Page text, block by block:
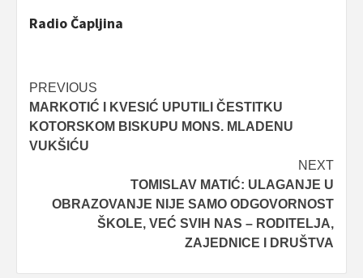
Radio Čapljina
Post
navigation
PREVIOUS
MARKOTIĆ I KVESIĆ UPUTILI ČESTITKU
KOTORSKOM BISKUPU MONS. MLADENU
VUKŠIĆU
NEXT
TOMISLAV MATIĆ: ULAGANJE U
OBRAZOVANJE NIJE SAMO ODGOVORNOST
ŠKOLE, VEĆ SVIH NAS – RODITELJA,
ZAJEDNICE I DRUŠTVA